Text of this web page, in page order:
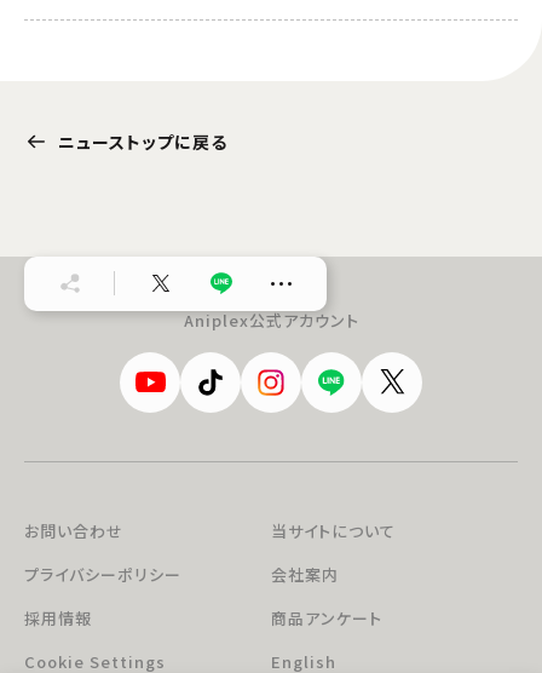
ニューストップに戻る
…
Aniplex公式アカウント
お問い合わせ
当サイトについて
プライバシーポリシー
会社案内
採用情報
商品アンケート
Cookie Settings
English